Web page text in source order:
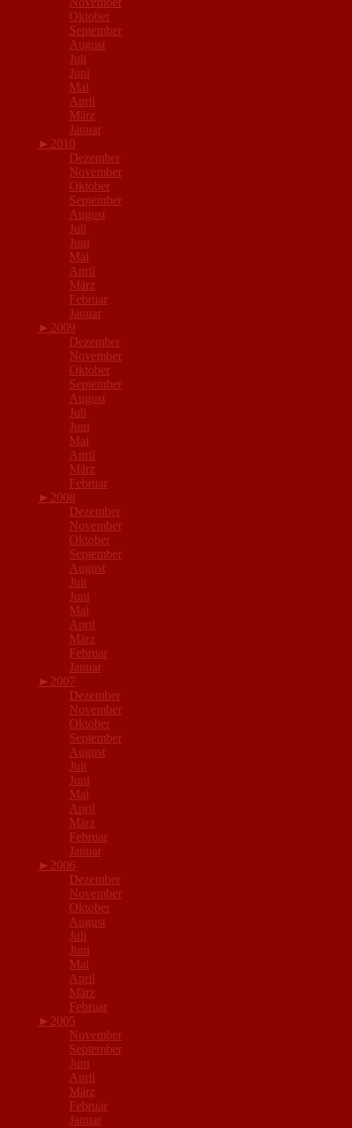
Oktober
September
August
Juli
Juni
Mai
April
März
Januar
► 2010
Dezember
November
Oktober
September
August
Juli
Juni
Mai
April
März
Februar
Januar
► 2009
Dezember
November
Oktober
September
August
Juli
Juni
Mai
April
März
Februar
► 2008
Dezember
November
Oktober
September
August
Juli
Juni
Mai
April
März
Februar
Januar
► 2007
Dezember
November
Oktober
September
August
Juli
Juni
Mai
April
März
Februar
Januar
► 2006
Dezember
November
Oktober
August
Juli
Juni
Mai
April
März
Februar
► 2005
November
September
Juni
April
März
Februar
Januar